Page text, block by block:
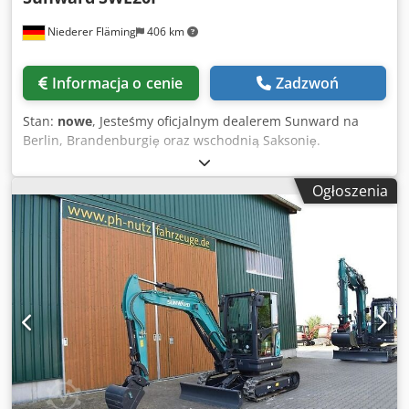
Spreewald, powiat Teltow-Fläming, powiat Potsdam-
Havelland, miasto Berlin. W przypadku zapytania
ofertowego prosimy o podanie pełnego adresu oraz adresu
Niederer Fläming 406 km
Informacja o cenie Zadzwoń
Stan: nowe, Jesteśmy oficjalnym dealerem Sunward na
Berlin, Brandenburgię oraz wschodnią Saksonię.
Zapraszamy do odwiedzin – przekonaj się o szerokim
wyborze i wysokiej jakości maszyn. Stały stan magazynowy:
ok. 20 koparek. SUNWARD SWE20F Maszyna nowa Masa:
1,94 t Silnik: Yanmar, 3-cylindrowy diesel 3TNE88 Japonia
Moc: 13,4 kW/2200 obr./min Podwozie teleskopowe
szerokość 99–132 cm Otwierana lemiesz do prac
niwelacyjnych Dsdpfxjyq A Rxj Aiceck 2 prędkości jazdy
Knickmatik (praca bezpośrednio przy murach i
żywopłotach) Długi wysięgnik, głębokość kopania 238 cm
Zawór utrzymania ładunku Pompa: Kayaba Japonia 2x
joystick proporcjonalny Reflektory LED Radio z SD/USB 2x
dodatkowa instalacja hydrauliczna (chwytak/młot/nożyce)
1x szybkozłącze – linie hydrauliczne Prawdziwy balast –
Ogłoszenia